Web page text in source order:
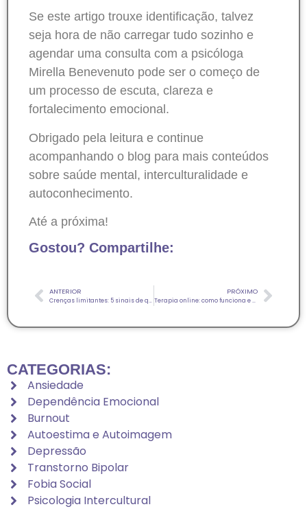
Se este artigo trouxe identificação, talvez
seja hora de não carregar tudo sozinho e
agendar uma consulta com a psicóloga
Mirella Benevenuto pode ser o começo de
um processo de escuta, clareza e
fortalecimento emocional.
Obrigado pela leitura e continue
acompanhando o blog para mais conteúdos
sobre saúde mental, interculturalidade e
autoconhecimento.
Até a próxima!
Gostou? Compartilhe:
ANTERIOR
Crenças limitantes: 5 sinais de que seus pensamentos estão impedindo você de viver a vida que merece
PRÓXIMO
Terapia online: como funciona e quais as vantagens do atendimento virtual
CATEGORIAS:
Ansiedade
Dependência Emocional
Burnout
Autoestima e Autoimagem
Depressão
Transtorno Bipolar
Fobia Social
Psicologia Intercultural